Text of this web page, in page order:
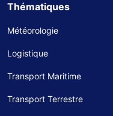
Thématiques
Météorologie
Logistique
Transport Maritime
Transport Terrestre